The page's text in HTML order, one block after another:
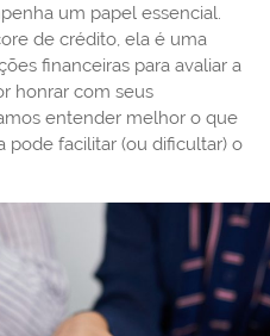
um papel essencial.
de crédito, ela é uma
financeiras para avaliar a
honrar com seus
entender melhor o que
pode facilitar (ou dificultar) o